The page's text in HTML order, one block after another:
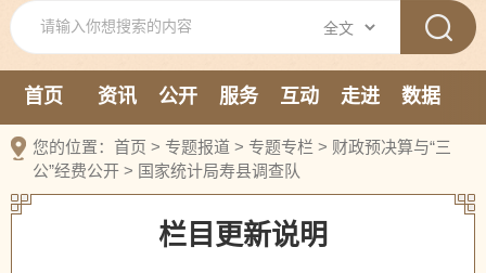
首页 资讯 公开 服务 互动 走进
数据
新媒体
您的位置： 首页 > 专题报道 > 专题专栏 > 财政预决算与“三
公”经费公开 > 国家统计局寿县调查队
栏目更新说明